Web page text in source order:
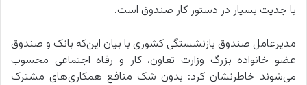
با جدیت بسیار در دستور کار صندوق است.
مدیرعامل صندوق بازنشستگی کشوری با بیان این‌که بانک و صندوق
عضو خانواده بزرگ وزارت تعاون، کار و رفاه اجتماعی محسوب
می‌شوند خاطرنشان کرد: بدون شک منافع همکاری‌های مشترک